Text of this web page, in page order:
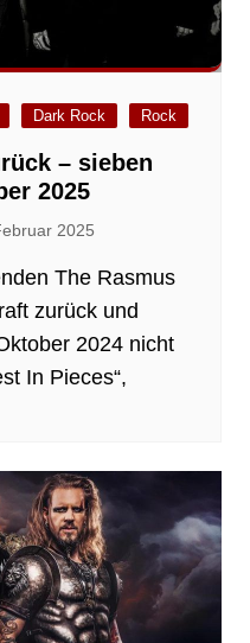
Dark Rock Rock
– sieben
2025
2025
The Rasmus
zurück und
2024 nicht
In Pieces“,